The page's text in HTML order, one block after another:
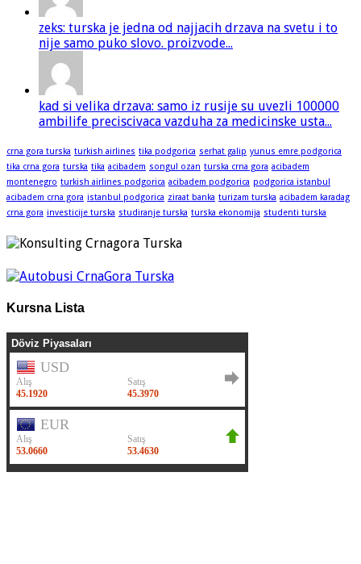
zeks: turska je jedna od najjacih drzava na svetu i to
nije samo puko slovo. proizvode...
kad si velika drzava: samo iz rusije su uvezli 100000
ambilife preciscivaca vazduha za medicinske usta...
crna gora turska turkish airlines tika podgorica serhat galip yunus emre podgorica
tika crna gora turska tika acibadem songul ozan turska crna gora acibadem
montenegro turkish airlines podgorica acibadem podgorica podgorica istanbul
acibadem crna gora istanbul podgorica ziraat banka turizam turska acibadem karadag
crna gora investicije turska studiranje turska turska ekonomija studenti turska
Kursna Lista